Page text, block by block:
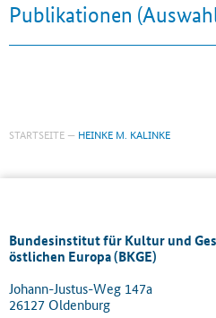
Publikationen
STARTSEITE HEINKE M. KALINKE
Bundesinstitut für Kultur und
östlichen Europa (BKGE)
Johann-Justus-Weg 147a
26127 Oldenburg